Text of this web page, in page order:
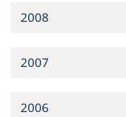
2008
2007
2006